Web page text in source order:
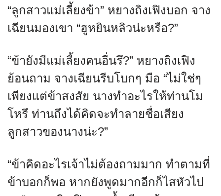
“ลูกสาวแม่เลี้ยงข้า” หยางถิงเฟิงบอก จาง
เฉียนมองเขา “ฮูหยินหลิวน่ะหรือ?”
“ข้ายังมีแม่เลี้ยงคนอื่นรึ?” หยางถิงเฟิง
ย้อนถาม จางเฉียนรีบโบกๆ มือ “ไม่ใช่ๆ
เพียงแต่ข้าสงสัย นางทำอะไรให้ท่านโม
โหรึ ท่านถึงได้คิดจะทำลายชื่อเสียง
ลูกสาวของนางน่ะ?”
“ข้าคิดอะไรเจ้าไม่ต้องถามมาก ทำตามที่
ข้าบอกก็พอ หากยังพูดมากอีกก็ไสหัวไป